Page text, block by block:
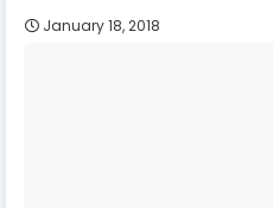
January 18, 2018